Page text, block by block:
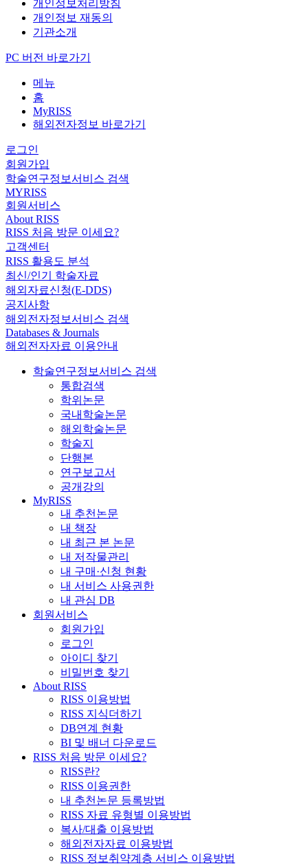
개인정보처리방침
개인정보 재동의
기관소개
PC 버전 바로가기
메뉴
홈
MyRISS
해외전자정보 바로가기
로그인
회원가입
학술연구정보서비스 검색
MYRISS
회원서비스
About RISS
RISS 처음 방문 이세요?
고객센터
RISS 활용도 분석
최신/인기 학술자료
해외자료신청(E-DDS)
공지사항
해외전자정보서비스 검색
Databases & Journals
해외전자자료 이용안내
학술연구정보서비스 검색
통합검색
학위논문
국내학술논문
해외학술논문
학술지
단행본
연구보고서
공개강의
MyRISS
내 추천논문
내 책장
내 최근 본 논문
내 저작물관리
내 구매·신청 현황
내 서비스 사용권한
내 관심 DB
회원서비스
회원가입
로그인
아이디 찾기
비밀번호 찾기
About RISS
RISS 이용방법
RISS 지식더하기
DB연계 현황
BI 및 배너 다운로드
RISS 처음 방문 이세요?
RISS란?
RISS 이용권한
내 추천논문 등록방법
RISS 자료 유형별 이용방법
복사/대출 이용방법
해외전자자료 이용방법
RISS 정보취약계층 서비스 이용방법